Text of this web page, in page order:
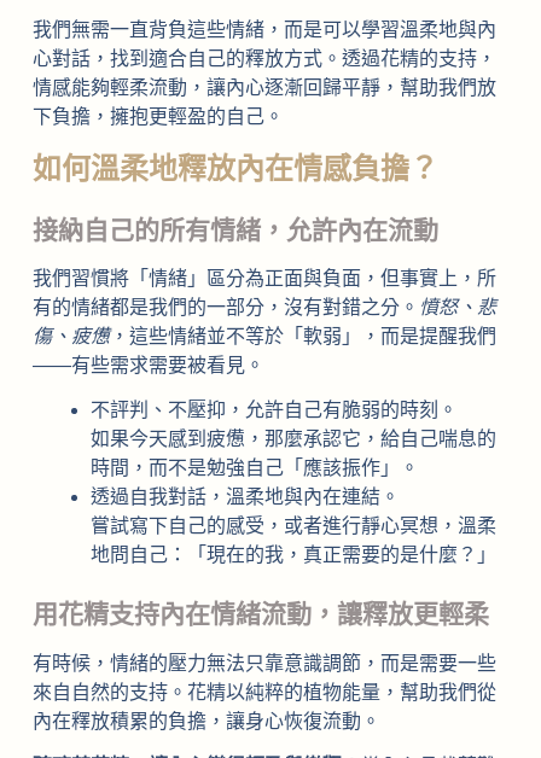
我們無需一直背負這些情緒，而是可以學習溫柔地與內
心對話，找到適合自己的釋放方式。透過花精的支持，
情感能夠輕柔流動，讓內心逐漸回歸平靜，幫助我們放
下負擔，擁抱更輕盈的自己。
如何溫柔地釋放內在情感負擔？
接納自己的所有情緒，允許內在流動
我們習慣將「情緒」區分為正面與負面，但事實上，所
有的情緒都是我們的一部分，沒有對錯之分。 憤怒、悲
傷、疲憊，這些情緒並不等於「軟弱」，而是提醒我們
——有些需求需要被看見。
不評判、不壓抑，允許自己有脆弱的時刻。
如果今天感到疲憊，那麼承認它，給自己喘息的
時間，而不是勉強自己「應該振作」。
透過自我對話，溫柔地與內在連結。
嘗試寫下自己的感受，或者進行靜心冥想，溫柔
地問自己：「現在的我，真正需要的是什麼？」
用花精支持內在情緒流動，讓釋放更輕柔
有時候，情緒的壓力無法只靠意識調節，而是需要一些
來自自然的支持。花精以純粹的植物能量，幫助我們從
內在釋放積累的負擔，讓身心恢復流動。